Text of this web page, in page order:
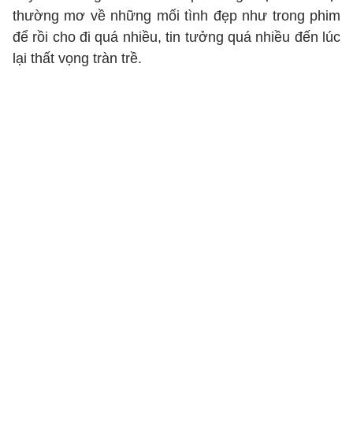
thường mơ về những mối tình đẹp như trong phim
để rồi cho đi quá nhiều, tin tưởng quá nhiều đến lúc
lại thất vọng tràn trề.